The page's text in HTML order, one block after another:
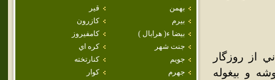
بهمن
قير
بيرم
كازرون
بيضا ء( هرابال )
كامفيروز
جنت شهر
كره اي
جويم
كنارتخته
جهرم
كوار
از روزگار
و بيغوله